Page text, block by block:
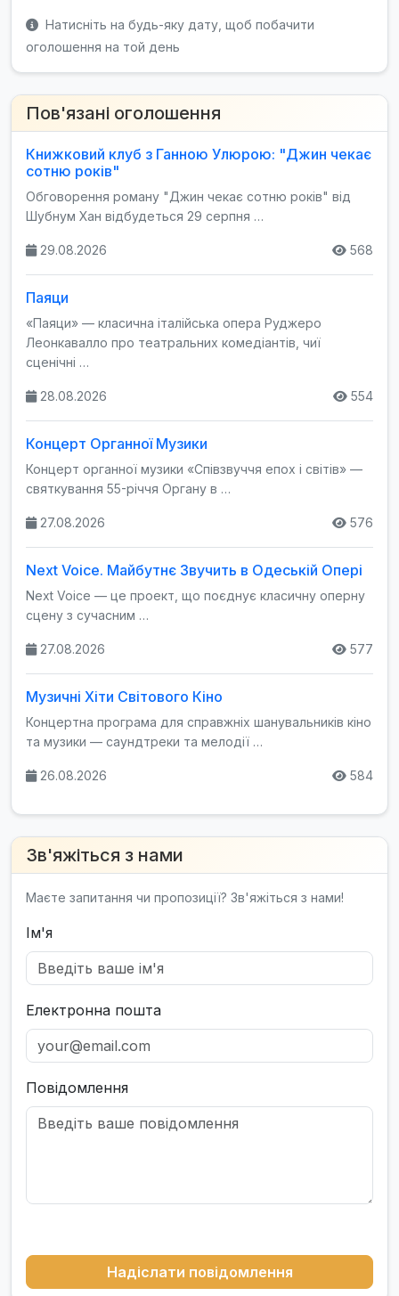
Натисніть на будь-яку дату, щоб побачити
оголошення на той день
Пов'язані оголошення
Книжковий клуб з Ганною Улюрою: "Джин чекає
сотню років"
Обговорення роману "Джин чекає сотню років" від
Шубнум Хан відбудеться 29 серпня …
29.08.2026 568
Паяци
«Паяци» — класична італійська опера Руджеро
Леонкавалло про театральних комедіантів, чиї
сценічні …
28.08.2026 554
Концерт Органної Музики
Концерт органної музики «Співзвуччя епох і світів» —
святкування 55-річчя Органу в …
27.08.2026 576
Next Voice. Майбутнє Звучить в Одеській Опері
Next Voice — це проект, що поєднує класичну оперну
сцену з сучасним …
27.08.2026 577
Музичні Хіти Світового Кіно
Концертна програма для справжніх шанувальників кіно
та музики — саундтреки та мелодії …
26.08.2026 584
Зв'яжіться з нами
Маєте запитання чи пропозиції? Зв'яжіться з нами!
Ім'я
Електронна пошта
Повідомлення
Надіслати повідомлення